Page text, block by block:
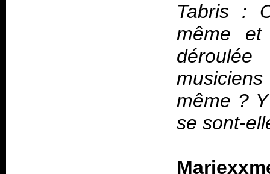
Tabris :
même
même ?
se sont-